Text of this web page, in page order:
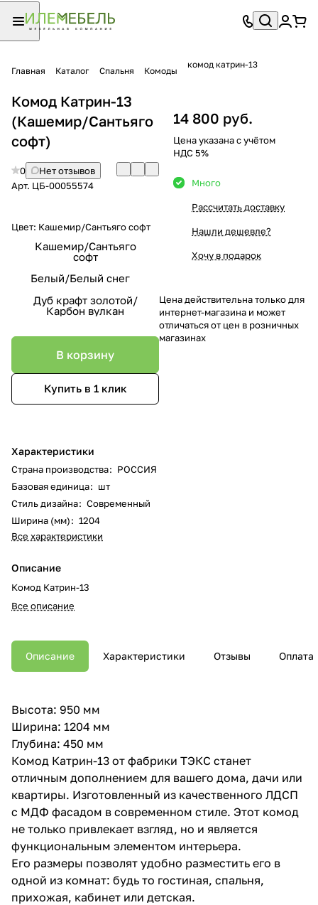
Главная Каталог Спальня Комоды
комод катрин-13
Комод Катрин-13
(Кашемир/Сантьяго
софт)
0
Нет отзывов
Арт. ЦБ-00055574
Цвет: Кашемир/Сантьяго софт
Кашемир/Сантьяго
софт
Белый/Белый снег
Дуб крафт золотой/
Карбон вулкан
В корзину
Купить в 1 клик
Характеристики
Страна производства: РОССИЯ
Базовая единица: шт
Стиль дизайна: Современный
Ширина (мм): 1204
Все характеристики
Описание
Комод Катрин-13
Все описание
14 800 руб.
Цена указана с учётом
НДС 5%
Много
Рассчитать доставку
Нашли дешевле?
Хочу в подарок
Цена действительна только для
интернет-магазина и может
отличаться от цен в розничных
магазинах
Описание Характеристики Отзывы Оплата
Высота: 950 мм
Ширина: 1204 мм
Глубина: 450 мм
Комод Катрин-13 от фабрики ТЭКС станет
отличным дополнением для вашего дома, дачи или
квартиры. Изготовленный из качественного ЛДСП
с МДФ фасадом в современном стиле. Этот комод
не только привлекает взгляд, но и является
функциональным элементом интерьера.
Его размеры позволят удобно разместить его в
одной из комнат: будь то гостиная, спальня,
прихожая, кабинет или детская.